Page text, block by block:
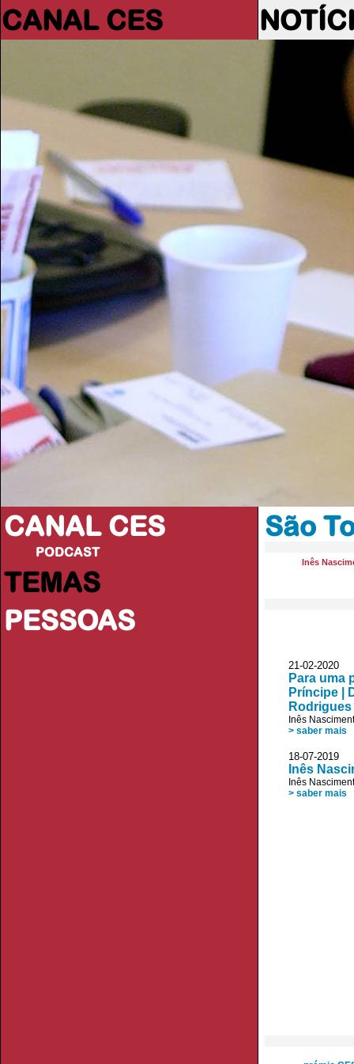
CANAL CES
CANAL CES
PODCAST
TEMAS
PESSOAS
São
Inês
21-02-
Para uma
Príncipe |
Rodrigues
Inês
> saber mais
18-07-
Inês
Inês
> saber mais